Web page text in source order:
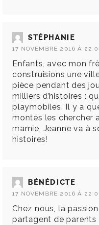
STÉPHANIE
17 NOVEMBRE 2016 À
Enfants, avec mon
construisions une
pièce pendant des
milliers d’histoires :
playmobiles. Il y a
montés les chercher
mamie, Jeanne va à
histoires!
BÉNÉDICTE
17 NOVEMBRE 2016 À
Chez nous, la
partagent de